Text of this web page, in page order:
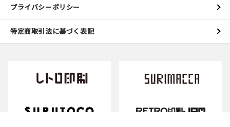
プライバシーポリシー
特定商取引法に基づく表記